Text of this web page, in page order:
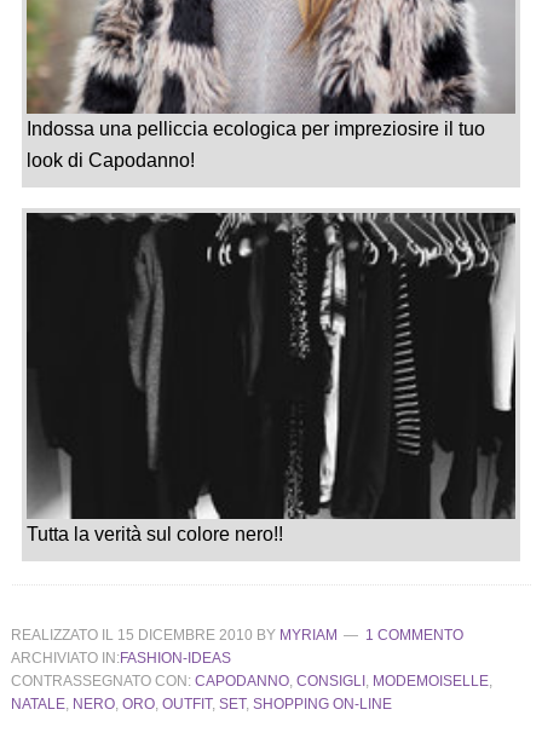
Indossa una pelliccia ecologica per impreziosire il tuo
look di Capodanno!
Tutta la verità sul colore nero!!
REALIZZATO IL 15 DICEMBRE 2010 BY MYRIAM
1 COMMENTO
ARCHIVIATO IN:FASHION-IDEAS
CONTRASSEGNATO CON: CAPODANNO, CONSIGLI, MODEMOISELLE,
NATALE, NERO, ORO, OUTFIT, SET, SHOPPING ON-LINE